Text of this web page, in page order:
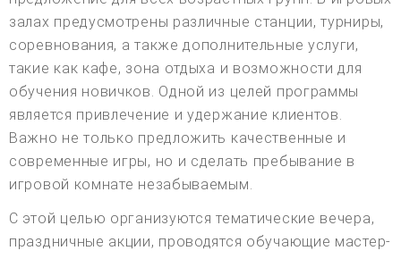
залах предусмотрены различные станции, турниры,
соревнования, а также дополнительные услуги,
такие как кафе, зона отдыха и возможности для
обучения новичков. Одной из целей программы
является привлечение и удержание клиентов.
Важно не только предложить качественные и
современные игры, но и сделать пребывание в
игровой комнате незабываемым.
С этой целью организуются тематические вечера,
праздничные акции, проводятся обучающие мастер-